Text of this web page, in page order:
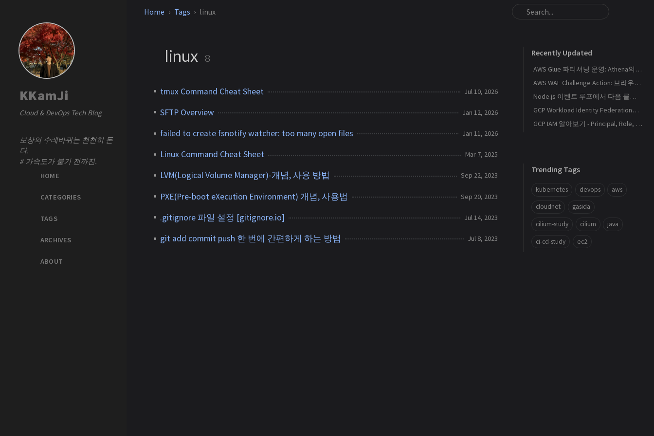
KKamJi
Cloud & DevOps Tech Blog
보상의 수레바퀴는 천천히 돈
다.
# 가속도가 붙기 전까진.
HOME
CATEGORIES
TAGS
ARCHIVES
ABOUT
Home Tags linux
linux 8
tmux Command Cheat Sheet Jul 10, 2026
SFTP Overview Jan 12, 2026
failed to create fsnotify watcher: too many open files Jan 11, 2026
Linux Command Cheat Sheet Mar 7, 2025
LVM(Logical Volume Manager)-개념, 사용 방법 Sep 22, 2023
PXE(Pre-boot eXecution Environment) 개념, 사용법 Sep 20, 2023
.gitignore 파일 설정 [gitignore.io] Jul 14, 2023
git add commit push 한 번에 간편하게 하는 방법 Jul 8, 2023
Recently Updated
AWS Glue 파티셔닝 운영: Athena의 S3 스캔량을 줄이는 Catalog와 Projection 설계
AWS WAF Challenge Action: 브라우저 토큰과 SPA 요청 경계를 이해하기
Node.js 이벤트 루프에서 다음 콜백이 실행되는 순서
GCP Workload Identity Federation으로 외부 워크로드에 키 없이 권한 부여하기
GCP IAM 알아보기 - Principal, Role, Policy, Service Account
Trending Tags
kubernetes devops aws
cloudnet gasida
cilium-study cilium java
ci-cd-study ec2